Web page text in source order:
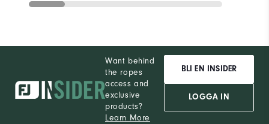
Want behind
the ropes
access and
exclusive
products?
Learn More
BLI EN INSIDER
LOGGA IN